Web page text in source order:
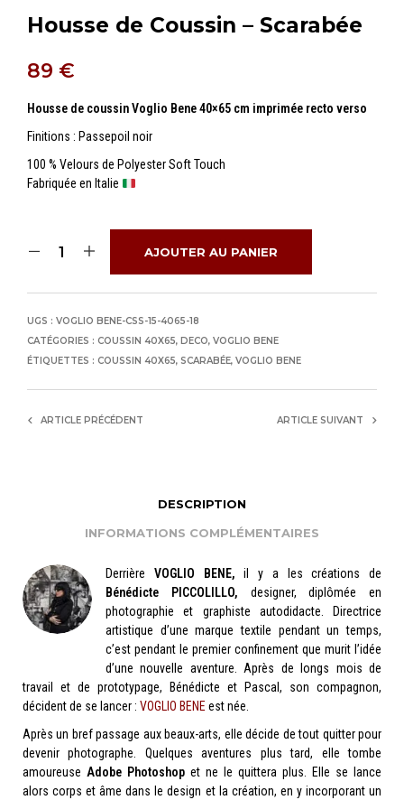
Housse de Coussin – Scarabée
89 €
Housse de coussin Voglio Bene 40×65 cm imprimée recto verso
Finitions : Passepoil noir
100 % Velours de Polyester Soft Touch
Fabriquée en Italie
AJOUTER AU PANIER
UGS : VOGLIO BENE-CSS-15-4065-18
CATÉGORIES : COUSSIN 40X65, DECO, VOGLIO BENE
ÉTIQUETTES : COUSSIN 40X65, SCARABÉE, VOGLIO BENE
ARTICLE PRÉCÉDENT ARTICLE SUIVANT
DESCRIPTION
INFORMATIONS COMPLÉMENTAIRES
Derrière VOGLIO BENE,il y a les créations de
Bénédicte PICCOLILLO, designer, diplômée en
photographie et graphiste autodidacte. Directrice
artistique d’une marque textile pendant un temps,
c’est pendant le premier confinement que murit l’idée
d’une nouvelle aventure. Après de longs mois de
travail et de prototypage, Bénédicte et Pascal, son compagnon,
décident de se lancer : VOGLIO BENEest née.
Après un bref passage aux beaux-arts, elle décide de tout quitter pour
devenir photographe. Quelques aventures plus tard, elle tombe
amoureuse Adobe Photoshop et ne le quittera plus. Elle se lance
alors corps et âme dans le design et la création, en y incorporant un